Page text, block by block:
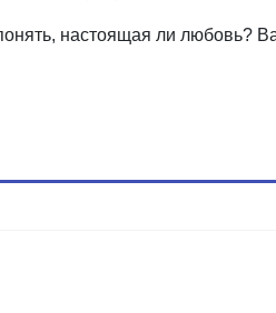
настоящая ли любовь?